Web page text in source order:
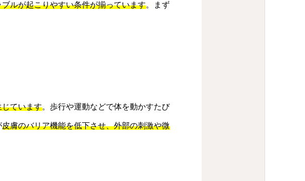
ブルが起こりやすい条件が揃っています。まず
ています。歩行や運動などで体を動かすたび
皮膚のバリア機能を低下させ、外部の刺激や微